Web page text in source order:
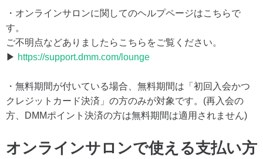
・オンラインサロンに関してのヘルプページはこちらで
す。
ご不明点などありましたらこちらをご覧ください。
▶ https://support.dmm.com/lounge
・無料期間が付いている場合、無料期間は「初回入会かつ
クレジットカード決済」の方のみが対象です。(再入会の
方、DMMポイント決済の方は無料期間は適用されません)
オンラインサロンで使える支払い方